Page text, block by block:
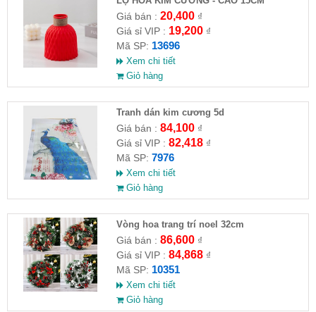
Giá bán : 20,400₫
Giá sỉ VIP : 19,200₫
Mã SP: 13696
Xem chi tiết
Giỏ hàng
Tranh dán kim cương 5d
Giá bán : 84,100₫
Giá sỉ VIP : 82,418₫
Mã SP: 7976
Xem chi tiết
Giỏ hàng
Vòng hoa trang trí noel 32cm
Giá bán : 86,600₫
Giá sỉ VIP : 84,868₫
Mã SP: 10351
Xem chi tiết
Giỏ hàng